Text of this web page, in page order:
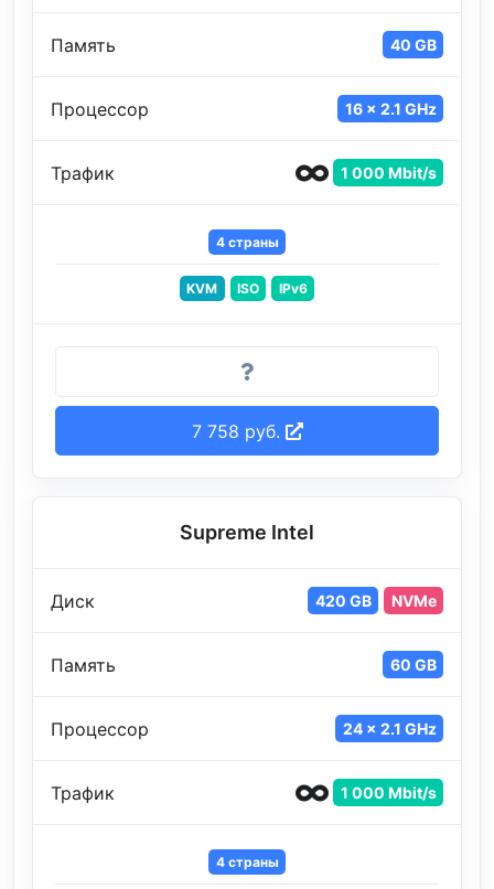
Память 40 GB
Процессор 16 x 2.1 GHz
Трафик 1 000 Mbit/s
4 страны
KVM ISO IPv6
7 758 руб.
Supreme Intel
Диск 420 GB NVMe
Память 60 GB
Процессор 24 x 2.1 GHz
Трафик 1 000 Mbit/s
4 страны